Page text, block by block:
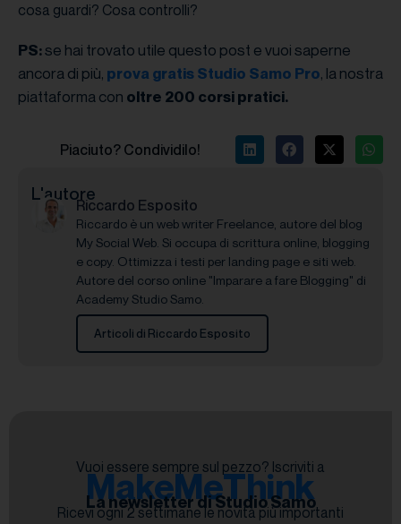
cosa guardi? Cosa controlli?
PS:se hai trovato utile questo post e vuoi saperne
ancora di più, prova gratis Studio Samo Pro, la nostra
piattaforma con oltre 200 corsi pratici.
Piaciuto? Condividilo!
L'autore
Riccardo Esposito
Riccardo è un web writer Freelance, autore del blog
My Social Web. Si occupa di scrittura online, blogging
e copy. Ottimizza i testi per landing page e siti web.
Autore del corso online "Imparare a fare Blogging" di
Academy Studio Samo.
Articoli di Riccardo Esposito
Vuoi essere sempre sul pezzo? Iscriviti a
MakeMeThink
La newsletter di Studio Samo
Ricevi ogni 2 settimane le novità più importanti